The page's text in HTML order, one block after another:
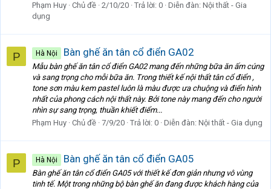
Phạm Huy Chủ đề 2/10/20 Trả lời: 0 Diễn đàn: Nội thất - Gia
dụng
P Hà Nội Bàn ghế ăn tân cổ điển GA02
Mẫu bàn ghế ăn tân cổ điển GA02 mang đến những bữa ăn ấm cúng
và sang trọng cho mỗi bữa ăn. Trong thiết kế nội thất tân cổ điển ,
tone sơn màu kem pastel luôn là màu được ưa chuộng và điển hình
nhất của phong cách nội thất này. Bởi tone này mang đến cho người
nhìn sự sang trọng, thuần khiết điểm...
Phạm Huy Chủ đề 7/9/20 Trả lời: 0 Diễn đàn: Nội thất - Gia dụng
P Hà Nội Bàn ghế ăn tân cổ điển GA05
Bàn ghế ăn tân cổ điển GA05 với thiết kế đơn giản nhưng vô vùng
tinh tế. Một trong những bộ bàn ghế ăn đang được khách hàng của